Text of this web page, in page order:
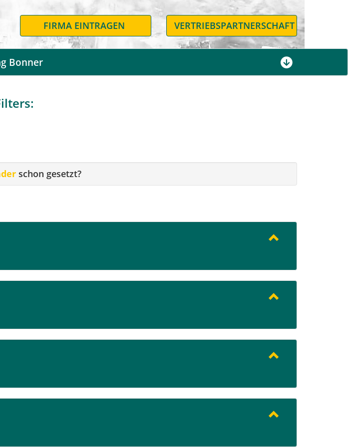
FIRMA EINTRAGEN VERTRIEBSPARTNERSCHAFT
Bonner
schon gesetzt?